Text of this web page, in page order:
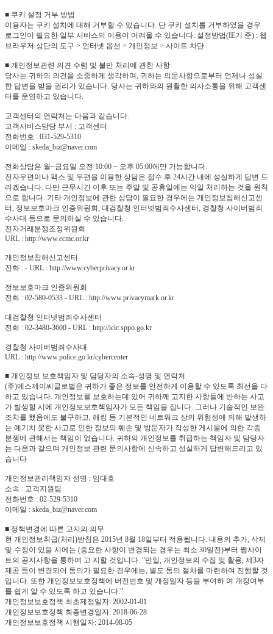
■ 쿠키 설정 거부 방법
이용자는 쿠키 설치에 대해 거부할 수 있습니다. 단 쿠키 설치를 거부하였을 경우
로그인이 필요한 일부 서비스의 이용이 어려울 수 있습니다. 설정방법(IE기 준) : 웹
브라우저 상단의 도구 > 인터넷 옵션 > 개인정보 > 사이트 차단
■ 개인정보관련 의견 수렴 및 불만 처리에 관한 사항
당사는 귀하의 의견을 소중하게 생각하며, 귀하는 의문사항으로부터 언제나 성실
한 답변을 받을 권리가 있습니다. 당사는 귀하와의 원활한 의사소통을 위해 고객센
터를 운영하고 있습니다.
고객센터의 연락처는 다음과 같습니다.
고객서비스담당 부서 : 고객센터
전화번호 : 031-529-5310
이메일 : skeda_biz@naver.com
전화상담은 월~금요일 오전 10:00 ~ 오후 05:00에만 가능합니다.
전자우편이나 팩스 및 우편을 이용한 상담은 접수 후 24시간 내에 성실하게 답변 드
리겠습니다. 다만 근무시간 이후 또는 주말 및 공휴일에는 익일 처리하는 것을 원칙
으로 합니다. 기타 개인정보에 관한 상담이 필요한 경우에는 개인정보침해신고센
터, 정보보호마크 인증위원회, 대검찰청 인터넷범죄수사센터, 경찰청 사이버범죄
수사대 등으로 문의하실 수 있습니다.
전자거래분쟁조정위원회
URL : http://www.ecmc.or.kr
개인정보침해신고센터
전화 : - URL : http://www.cyberprivacy.or.kr
정보보호마크 인증위원회
전화 : 02-580-0533 - URL : http://www.privacymark.or.kr
대검찰청 인터넷범죄수사센터
전화 : 02-3480-3600 - URL : http://icic.sppo.go.kr
경찰청 사이버범죄수사대
URL : http://www.police.go.kr/cybercenter
■ 개인정보 보호책임자 및 담당자의 소속-성명 및 연락처
(주)에스제이씨글로벌은 귀하가 좋은 정보를 안전하게 이용할 수 있도록 최선을 다
하고 있습니다. 개인정보를 보호하는데 있어 귀하께 고지한 사항들에 반하는 사고
가 발생할 시에 개인정보보호책임자가 모든 책임을 집니다. 그러나 기술적인 보완
조치를 했음에도 불구하고, 해킹 등 기본적인 네트워크 상의 위험성에 의해 발생하
는 예기치 못한 사고로 인한 정보의 훼손 및 방문자가 작성한 게시물에 의한 각종
분쟁에 관해서는 책임이 없습니다. 귀하의 개인정보를 취급하는 책임자 및 담당자
는 다음과 같으며 개인정보 관련 문의사항에 신속하고 성실하게 답변해드리고 있
습니다.
개인정보관리책임자 성명 : 임대호
소속 : 고객지원팀
전화번호 : 02-529-5310
이메일 : skeda_biz@naver.com
■ 정책변경에 따른 고지의 의무
현 개인정보취급(처리)방침은 2015년 8월 18일부터 적용됩니다. 내용의 추가, 삭제
및 수정이 있을 시에는 (중요한 사항이 변경되는 경우는 최소 30일전)부터 웹사이
트의 공지사항을 통하여 고 지할 것입니다. "만일, 개인정보의 수집 및 활용, 제3자
제공 등이 변경되어 동의가 필요한 경우에는, 별도 동의 절차를 마련하여 진행할 것
입니다. 또한 개인정보보호정책에 버전번호 및 개정일자 등을 부여하 여 개정여부
를 쉽게 알 수 있도록 하고 있습니다."
개인정보보호정책 최초제정일자: 2002-01-01
개인정보보호정책 최종변경일자: 2018-06-28
개인정보보호정책 시행일자: 2014-08-05